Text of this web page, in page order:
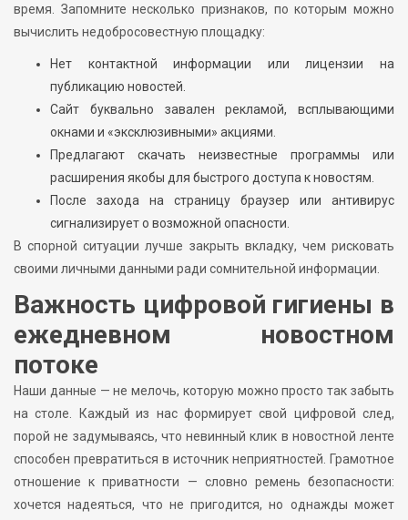
время. Запомните несколько признаков, по которым можно
вычислить недобросовестную площадку:
Нет контактной информации или лицензии на
публикацию новостей.
Сайт буквально завален рекламой, всплывающими
окнами и «эксклюзивными» акциями.
Предлагают скачать неизвестные программы или
расширения якобы для быстрого доступа к новостям.
После захода на страницу браузер или антивирус
сигнализирует о возможной опасности.
В спорной ситуации лучше закрыть вкладку, чем рисковать
своими личными данными ради сомнительной информации.
Важность цифровой гигиены в
ежедневном новостном
потоке
Наши данные — не мелочь, которую можно просто так забыть
на столе. Каждый из нас формирует свой цифровой след,
порой не задумываясь, что невинный клик в новостной ленте
способен превратиться в источник неприятностей. Грамотное
отношение к приватности — словно ремень безопасности:
хочется надеяться, что не пригодится, но однажды может